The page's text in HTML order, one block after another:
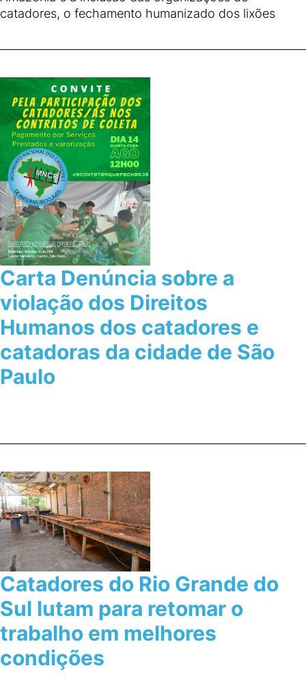
catadores, o fechamento humanizado dos lixões
Carta Denúncia sobre a
violação dos Direitos
Humanos dos catadores e
catadoras da cidade de São
Paulo
Catadores do Rio Grande do
Sul lutam para retomar o
trabalho em melhores
condições